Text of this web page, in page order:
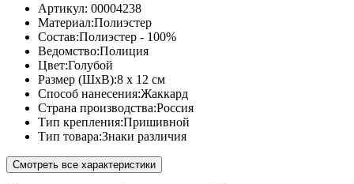
Артикул: 00004238
Материал:Полиэстер
Состав:Полиэстер - 100%
Ведомство:Полиция
Цвет:Голубой
Размер (ШхВ):8 x 12 см
Способ нанесения:Жаккард
Страна производства:Россия
Тип крепления:Пришивной
Тип товара:Знаки различия
Смотреть все характеристики